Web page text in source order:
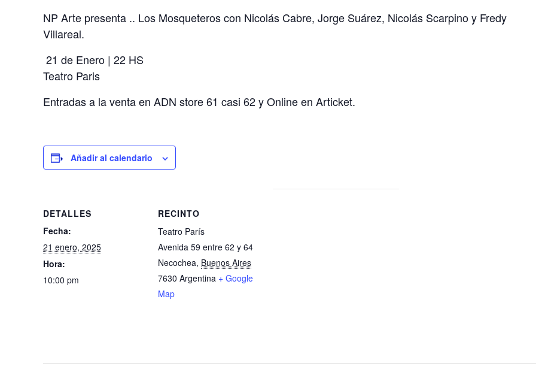
NP Arte presenta .. Los Mosqueteros con Nicolás Cabre, Jorge Suárez, Nicolás Scarpino y Fredy
Villareal.
️ 21 de Enero | 22 HS
Teatro Paris
Entradas a la venta en ADN store 61 casi 62 y Online en Articket.
Añadir al calendario
DETALLES
Fecha:
21 enero, 2025
Hora:
10:00 pm
RECINTO
Teatro París
Avenida 59 entre 62 y 64
Necochea, Buenos Aires
7630 Argentina + Google
Map